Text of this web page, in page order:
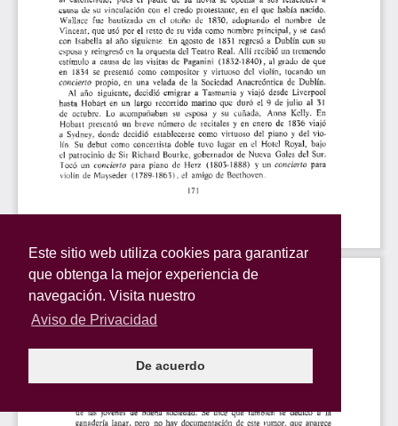
Este sitio web utiliza cookies para garantizar
que obtenga la mejor experiencia de
navegación. Visita nuestro
Aviso de Privacidad
De acuerdo